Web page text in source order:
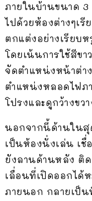
ภายในบ้านขนาด
ไปด้วยห้องต่างๆเรี
ตกแต่งอย่างเรียบ
โดยเน้นการใช้สีข
จัดตำแหน่งหน้าต่า
ตำแหน่งหลอดไฟภ
โปรงและดูกว้างขวา
นอกจากนี้ด้านในสุ
เป็นห้องนั่งเล่น เชื่
ยังลานด้านหลัง ติ
เลื่อนที่เปิดออกได้
ภายนอก กลายเป็